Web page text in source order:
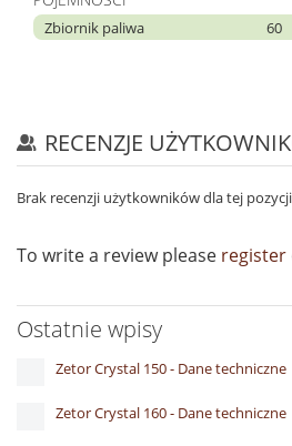
Zbiornik paliwa 60
RECENZJE
Brak recenzji użytkowników dla tej
To write a review please register
Ostatnie wpisy
Zetor Crystal 150 - Dane techniczne
Zetor Crystal 160 - Dane techniczne